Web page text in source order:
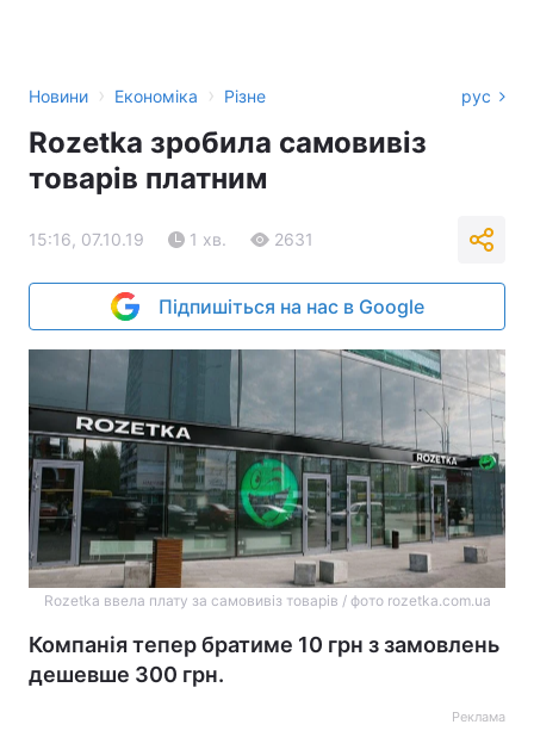
Новини › Економіка › Різне рус
Rozetka зробила самовивіз
товарів платним
15:16, 07.10.19 1 хв. 2631
Підпишіться на нас в Google
Rozetka ввела плату за самовивіз товарів / фото rozetka.com.ua
Компанія тепер братиме 10 грн з замовлень
дешевше 300 грн.
Реклама